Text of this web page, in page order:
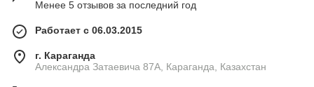
Менее 5 отзывов за последний год
Работает с 06.03.2015
г. Караганда
Александра Затаевича 87А, Караганда, Казахстан